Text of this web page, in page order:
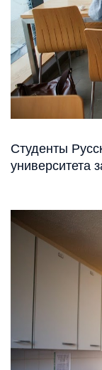
Студенты
университета